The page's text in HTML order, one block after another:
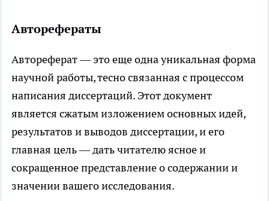
Авторефераты
Автореферат — это еще одна уникальная форма
научной работы, тесно связанная с процессом
написания диссертаций. Этот документ
является сжатым изложением основных идей,
результатов и выводов диссертации, и его
главная цель — дать читателю ясное и
сокращенное представление о содержании и
значении вашего исследования.